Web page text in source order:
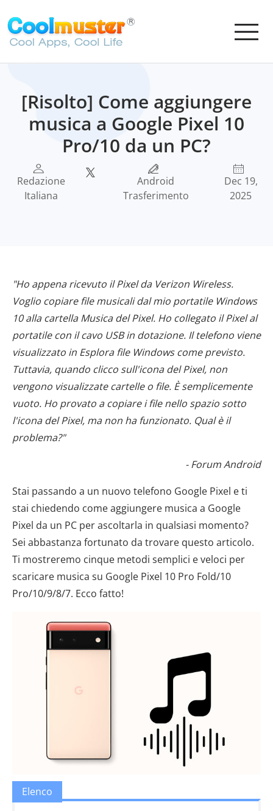
[Risolto] Come aggiungere
musica a Google Pixel 10
Pro/10 da un PC?
Redazione
Italiana
Android
Trasferimento
Dec 19,
2025
"Ho appena ricevuto il Pixel da Verizon Wireless.
Voglio copiare file musicali dal mio portatile Windows
10 alla cartella Musica del Pixel. Ho collegato il Pixel al
portatile con il cavo USB in dotazione. Il telefono viene
visualizzato in Esplora file Windows come previsto.
Tuttavia, quando clicco sull'icona del Pixel, non
vengono visualizzate cartelle o file. È semplicemente
vuoto. Ho provato a copiare i file nello spazio sotto
l'icona del Pixel, ma non ha funzionato. Qual è il
problema?"
- Forum Android
Stai passando a un nuovo telefono Google Pixel e ti
stai chiedendo come aggiungere musica a Google
Pixel da un PC per ascoltarla in qualsiasi momento?
Sei abbastanza fortunato da trovare questo articolo.
Ti mostreremo cinque metodi semplici e veloci per
scaricare musica su Google Pixel 10 Pro Fold/10
Pro/10/9/8/7. Ecco fatto!
Elenco